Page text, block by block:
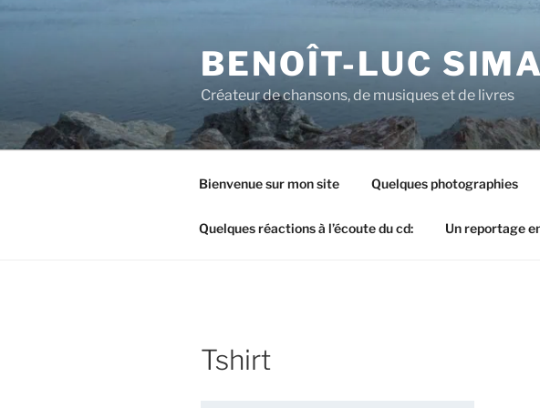
BENOÎT-LUC
Créateur de chansons, de musiques et de livres
Bienvenue sur mon site Quelques photographies
Quelques réactions à l’écoute du cd: Un reportage
Tshirt